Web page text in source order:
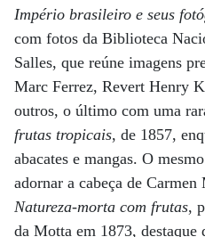
Império brasileiro e seus
com fotos da Biblioteca
Salles, que reúne imagens
Marc Ferrez, Revert Henry
outros, o último com uma
frutas tropicais, de 1857,
abacates e mangas. O
adornar a cabeça de
Natureza-morta com frutas,
da Motta em 1873, destaque